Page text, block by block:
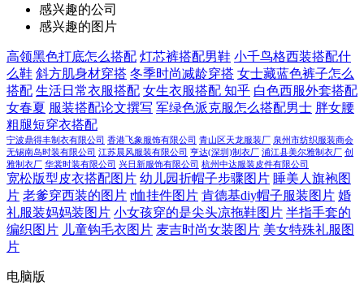
感兴趣的公司
感兴趣的图片
高领黑色打底怎么搭配 灯芯裤搭配男鞋 小千鸟格西装搭配什
么鞋 斜方肌身材穿搭 冬季时尚减龄穿搭 女士藏蓝色裤子怎么
搭配 生活日常衣服搭配 女生衣服搭配 知乎 白色西服外套搭配
女春夏 服装搭配论文撰写 军绿色派克服怎么搭配男士 胖女腰
粗腿短穿衣搭配
宁波鼎得丰制衣有限公司 香港飞象服饰有限公司 青山区天龙服装厂 泉州市纺织服装商会
无锡南岛时装有限公司 江苏晨风服装有限公司 亨达(深圳)制衣厂 浦江县美尔雅制衣厂 创
雅制衣厂 华裳时装有限公司 兴日新服饰有限公司 杭州中达服装皮件有限公司
宽松版型皮衣搭配图片 幼儿园折帽子步骤图片 睡美人旗袍图
片 老爹穿西装的图片 t恤挂件图片 肯德基diy帽子服装图片 婚
礼服装妈妈装图片 小女孩穿的是尖头凉拖鞋图片 半指手套的
编织图片 儿童钩毛衣图片 麦吉时尚女装图片 美女特殊礼服图
片
电脑版